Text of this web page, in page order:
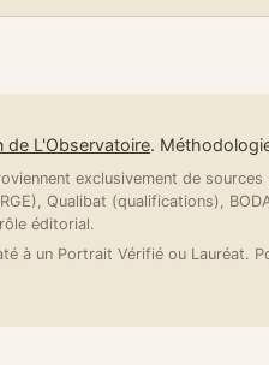
de L'Observatoire.
exclusivement de
Qualibat (qualifications),
éditorial.
à un Portrait Vérifié ou Lauréat.